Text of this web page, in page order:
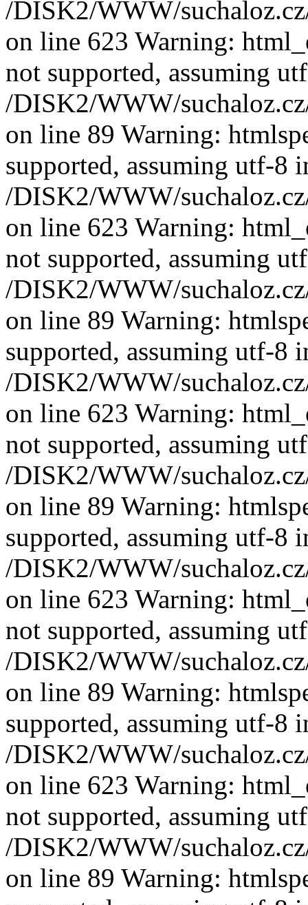
/DISK2/WWW/
on line 623 Warning:
not supported, assuming
/DISK2/WWW/
on line 89 Warning:
supported, assuming utf-8
/DISK2/WWW/
on line 623 Warning:
not supported, assuming
/DISK2/WWW/
on line 89 Warning:
supported, assuming utf-8
/DISK2/WWW/
on line 623 Warning:
not supported, assuming
/DISK2/WWW/
on line 89 Warning:
supported, assuming utf-8
/DISK2/WWW/
on line 623 Warning:
not supported, assuming
/DISK2/WWW/
on line 89 Warning:
supported, assuming utf-8
/DISK2/WWW/
on line 623 Warning:
not supported, assuming
/DISK2/WWW/
on line 89 Warning: